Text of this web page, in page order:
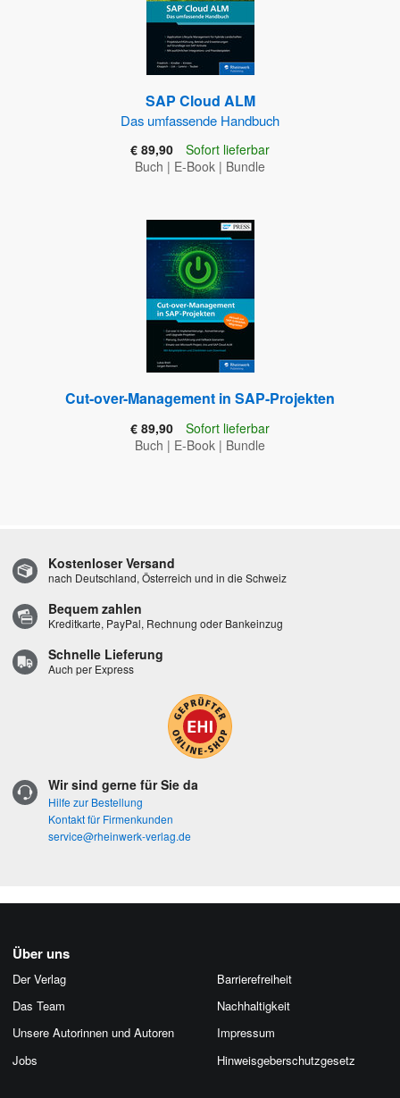
SAP Cloud ALM
Das umfassende Handbuch
€ 89,90
Sofort lieferbar
Buch | E-Book | Bundle
Cut-over-Management in SAP-Projekten
€ 89,90
Sofort lieferbar
Buch | E-Book | Bundle
Kostenloser Versand
nach Deutschland, Österreich und in die Schweiz
Bequem zahlen
Kreditkarte, PayPal, Rechnung oder Bankeinzug
Schnelle Lieferung
Auch per Express
Wir sind gerne für Sie da
Hilfe zur Bestellung
Kontakt für Firmenkunden
service@rheinwerk-verlag.de
Über uns
Der Verlag
Das Team
Unsere Autorinnen und Autoren
Jobs
Barrierefreiheit
Nachhaltigkeit
Impressum
Hinweis­geber­schutz­gesetz